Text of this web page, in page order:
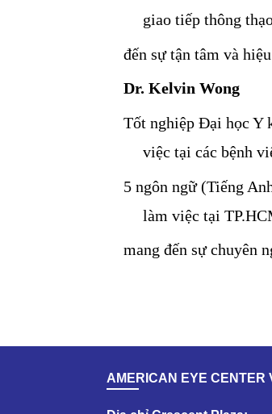
giao tiếp thông
đến sự tận tâm và
Dr. Kelvin Wong
Tốt nghiệp Đại học Y
việc tại các bệnh
5 ngôn ngữ (Tiếng
làm việc tại
mang đến sự chuyên
AMERICAN EYE CENTER